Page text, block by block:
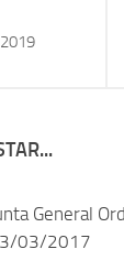
General
03/2017